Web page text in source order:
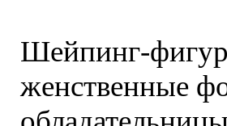
Шейпинг-
женственные